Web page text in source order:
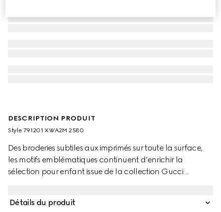
DESCRIPTION PRODUIT
Style ‎791201 XWA2M 2580
Des broderies subtiles aux imprimés sur toute la surface,
les motifs emblématiques continuent d’enrichir la
sélection pour enfant issue de la collection Gucci
réglable pour plus de confort.
Détails du produit